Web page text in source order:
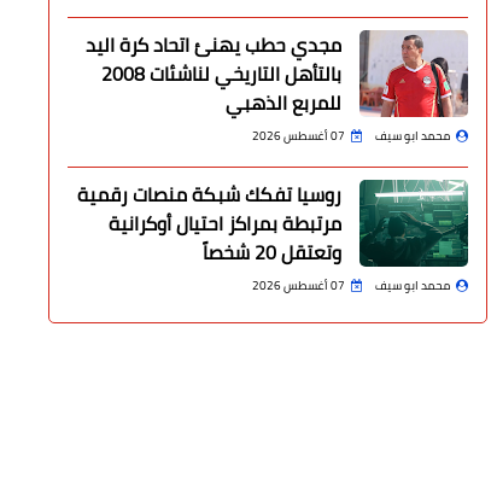
مجدي حطب يهنئ اتحاد كرة اليد
بالتأهل التاريخي لناشئات 2008
للمربع الذهبي
محمد ابو سيف 07 أغسطس 2026
روسيا تفكك شبكة منصات رقمية
مرتبطة بمراكز احتيال أوكرانية
وتعتقل 20 شخصاً
محمد ابو سيف 07 أغسطس 2026